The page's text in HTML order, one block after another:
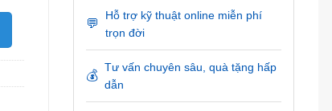
💬
Hỗ trợ kỹ thuật online miễn phí
trọn đời
💰
Tư vấn chuyên sâu, quà tặng hấp
dẫn